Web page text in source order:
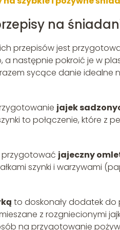
na
przepisów jest
następnie pokroić je w
sycące danie idealne
jajek
to połączenie, które z
przygotować jajeczny
szynki i warzywami
to doskonały dodatek do
z rozgniecionymi
na przygotowanie